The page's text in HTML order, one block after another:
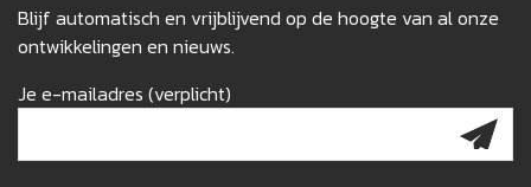
Blijf automatisch en vrijblijvend op de hoogte van al onze
ontwikkelingen en nieuws.
Je e-mailadres (verplicht)